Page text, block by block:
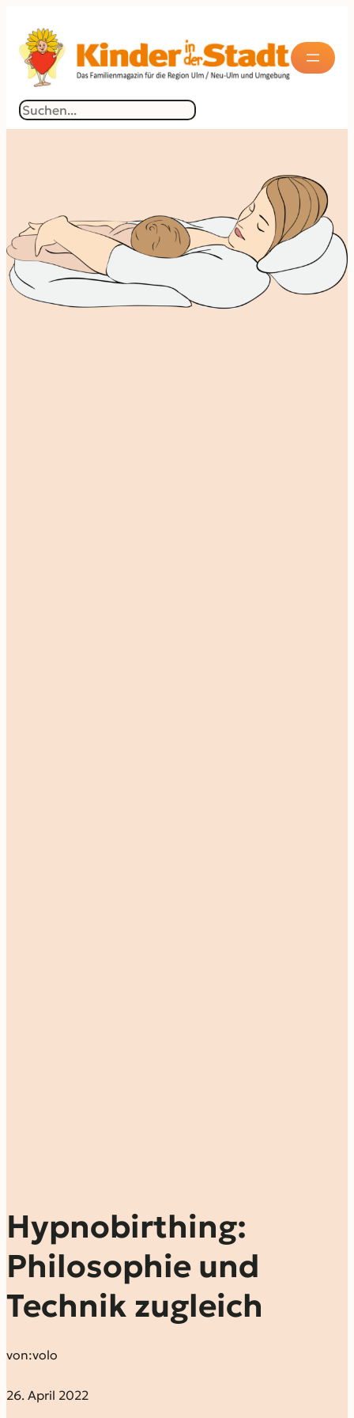
Suchen
Hypnobirthing:
Philosophie und
Technik zugleich
von:volo
26. April 2022